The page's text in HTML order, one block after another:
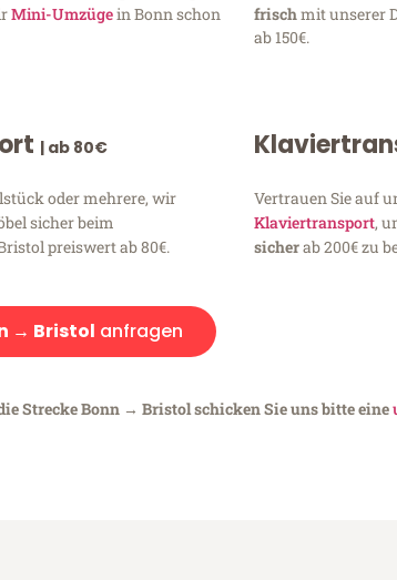
Mini-Umzügein Bonn schon
frischmit unserer
ab 150€.
| ab 80€
oder mehrere, wir
sicher beim
preiswert ab 80€.
Vertrauen Sie auf
Klaviertransport,
sicherab 200€ zu
→ Bristol anfragen
Strecke Bonn → Bristol schicken Sie uns bitte eine